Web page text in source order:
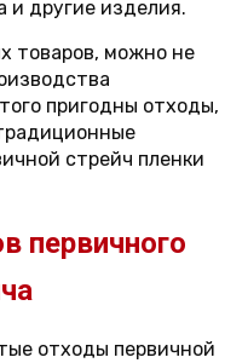
и другие изделия.
товаров, можно не
пригодны отходы,
стрейч пленки
первичного
отходы первичной